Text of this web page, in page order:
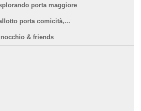
porta maggiore
porta comicità,...
& friends